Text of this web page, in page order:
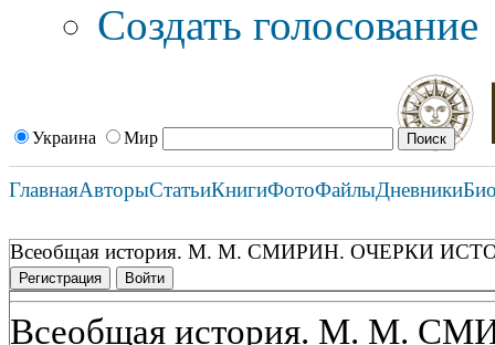
Создать голосование
Украина Мир
ГлавнаяАвторыСтатьиКнигиФотоФайлыДневники
Всеобщая история. М. М. СМИРИН. ОЧЕРКИ
Регистрация Войти
Всеобщая история. М. М.